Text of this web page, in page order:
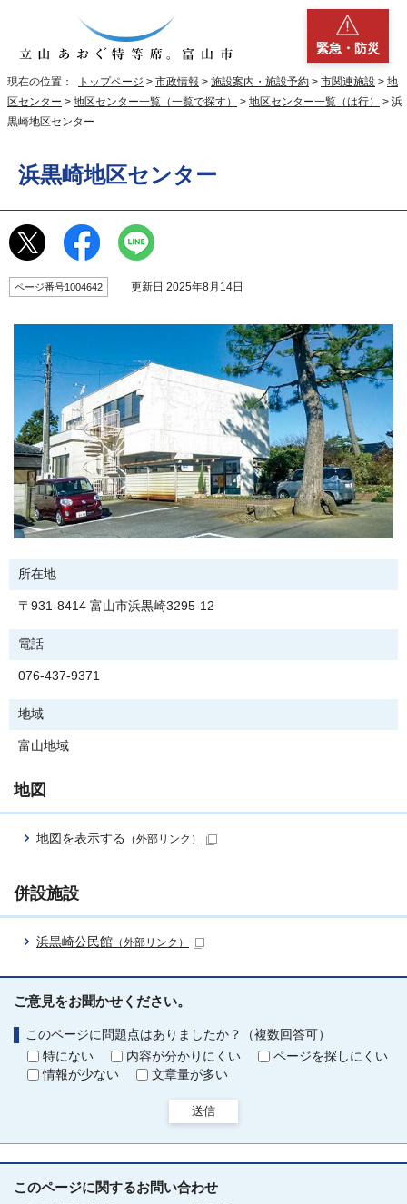
緊急・防災
現在の位置： トップページ > 市政情報 > 施設案内・施設予約 > 市関連施設 > 地
区センター > 地区センター一覧（一覧で探す） > 地区センター一覧（は行）
> 浜
黒崎地区センター
浜黒崎地区センター
ページ番号1004642 更新日 2025年8月14日
所在地
〒931-8414 富山市浜黒崎3295-12
電話
076-437-9371
地域
富山地域
地図
地図を表示する （外部リンク）
併設施設
浜黒崎公民館 （外部リンク）
ご意見をお聞かせください。
このページに問題点はありましたか？（複数回答可）
特にない
内容が分かりにくい
ページを探しにくい
情報が少ない
文章量が多い
送信
このページに関するお問い合わせ